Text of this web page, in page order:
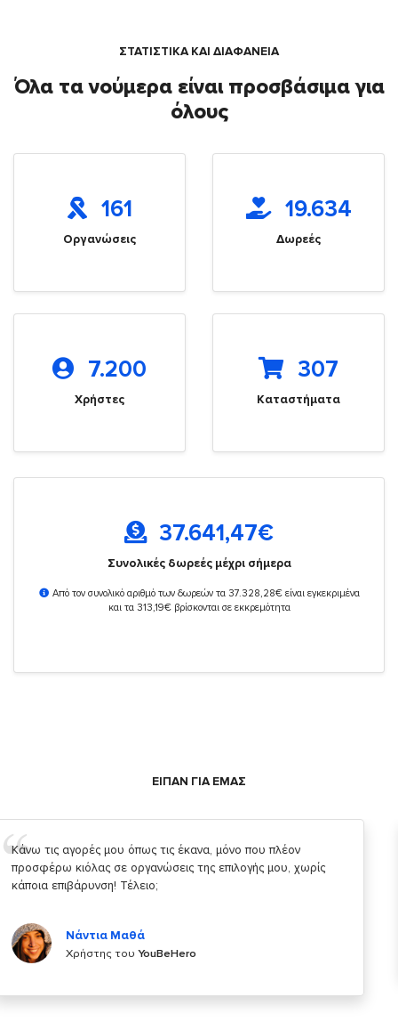
ΣΤΑΤΙΣΤΙΚΑ ΚΑΙ ΔΙΑΦΑΝΕΙΑ
Όλα τα νούμερα είναι προσβάσιμα για
όλους
161
Οργανώσεις
19.634
Δωρεές
7.200
Χρήστες
307
Καταστήματα
37.641,47€
Συνολικές δωρεές μέχρι σήμερα
Από τον συνολικό αριθμό των δωρεών τα 37.328,28€ είναι εγκεκριμένα
και τα 313,19€ βρίσκονται σε εκκρεμότητα
ΕΙΠΑΝ ΓΙΑ ΕΜΑΣ
Σας ευχαριστώ που μας δίνετε την δυνατότητα να κάνουμε
κάτι!
Χρήστης του